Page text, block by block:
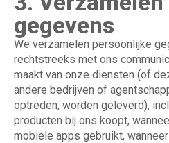
gegevens
We verzamelen persoonlijke
rechtstreeks met ons
maakt van onze diensten (of
andere bedrijven of
optreden, worden geleverd),
producten bij ons koopt,
mobiele apps gebruikt,